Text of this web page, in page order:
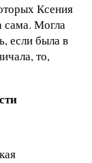
Ксения
сама. Могла
если была в
то,